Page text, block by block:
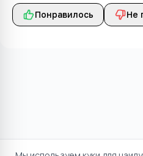
Понравилось Не